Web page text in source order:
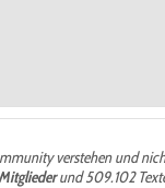
verstehen und
und 509.102